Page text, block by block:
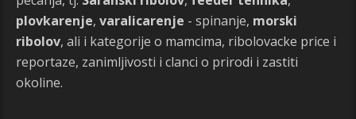
plovkarenje, varalicarenje - spinanje, morski
ribolov, ali i kategorije o mamcima, ribolovacke price i
reportaze, zanimljivosti i clanci o prirodi i zastiti
okoline.